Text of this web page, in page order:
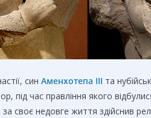
син Аменхотепа ІІІ та
під час правління якого
своє недовге життя здійснив